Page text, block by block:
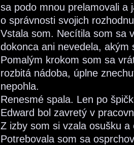
sa podo mnou prelamovali a
o správnosti svojich
Vstala som. Necítila som sa
dokonca ani nevedela,
Pomalým krokom som sa
rozbitá nádoba, úplne
nepohla.
Renesmé spala. Len po
Edward bol zavretý v
Z izby som si vzala osušku
Potrebovala som sa